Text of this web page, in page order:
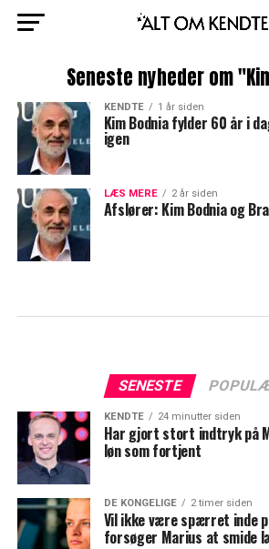
Seneste nyheder om
KENDTE 1 år siden
Kim Bodnia fylder 60 år i
igen
LÆS MERE 2 år siden
Afslører: Kim Bodnia og
SENESTE
KENDTE 24 minutter siden
Har gjort stort indtryk på
løn som fortjent
DE KONGELIGE 2 timer siden
Vil ikke være spærret inde
forsøger Marius at smide